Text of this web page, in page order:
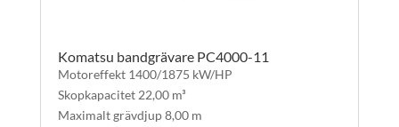
Komatsu bandgrävare PC4000-11
Motoreffekt 1400/1875 kW/HP
Skopkapacitet 22,00 m³
Maximalt grävdjup 8,00 m